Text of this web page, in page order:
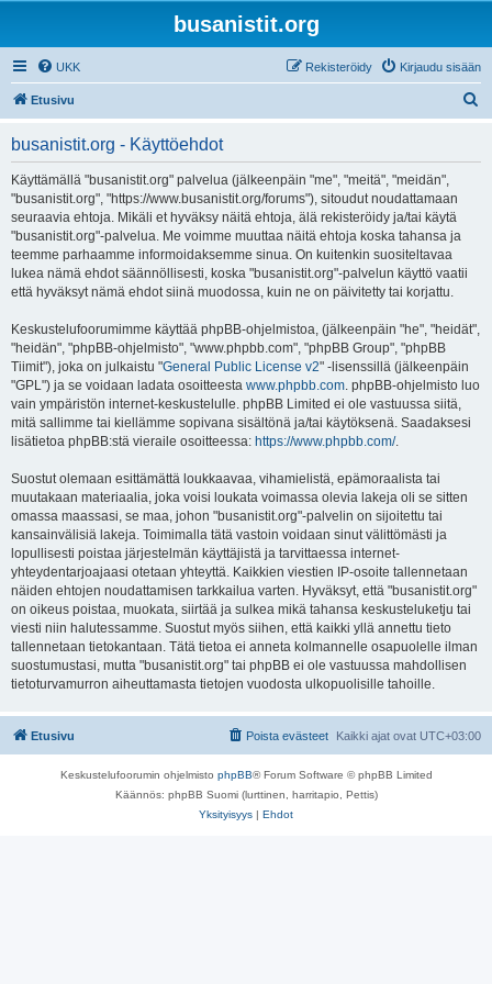
busanistit.org
UKK Kirjaudu sisään
Rekisteröidy
Etusivu
busanistit.org - Käyttöehdot
Käyttämällä "busanistit.org" palvelua (jälkeenpäin "me", "meitä", "meidän",
"busanistit.org", "https://www.busanistit.org/forums"), sitoudut noudattamaan
seuraavia ehtoja. Mikäli et hyväksy näitä ehtoja, älä rekisteröidy ja/tai käytä
"busanistit.org"-palvelua. Me voimme muuttaa näitä ehtoja koska tahansa ja
teemme parhaamme informoidaksemme sinua. On kuitenkin suositeltavaa
lukea nämä ehdot säännöllisesti, koska "busanistit.org"-palvelun käyttö vaatii
että hyväksyt nämä ehdot siinä muodossa, kuin ne on päivitetty tai korjattu.
Keskustelufoorumimme käyttää phpBB-ohjelmistoa, (jälkeenpäin "he", "heidät",
"heidän", "phpBB-ohjelmisto", "www.phpbb.com", "phpBB Group", "phpBB
Tiimit"), joka on julkaistu "General Public License v2" -lisenssillä (jälkeenpäin
"GPL") ja se voidaan ladata osoitteesta www.phpbb.com. phpBB-ohjelmisto luo
vain ympäristön internet-keskustelulle. phpBB Limited ei ole vastuussa siitä,
mitä sallimme tai kiellämme sopivana sisältönä ja/tai käytöksenä. Saadaksesi
lisätietoa phpBB:stä vieraile osoitteessa: https://www.phpbb.com/.
Suostut olemaan esittämättä loukkaavaa, vihamielistä, epämoraalista tai
muutakaan materiaalia, joka voisi loukata voimassa olevia lakeja oli se sitten
omassa maassasi, se maa, johon "busanistit.org"-palvelin on sijoitettu tai
kansainvälisiä lakeja. Toimimalla tätä vastoin voidaan sinut välittömästi ja
lopullisesti poistaa järjestelmän käyttäjistä ja tarvittaessa internet-
yhteydentarjoajaasi otetaan yhteyttä. Kaikkien viestien IP-osoite tallennetaan
näiden ehtojen noudattamisen tarkkailua varten. Hyväksyt, että "busanistit.org"
on oikeus poistaa, muokata, siirtää ja sulkea mikä tahansa keskusteluketju tai
viesti niin halutessamme. Suostut myös siihen, että kaikki yllä annettu tieto
tallennetaan tietokantaan. Tätä tietoa ei anneta kolmannelle osapuolelle ilman
suostumustasi, mutta "busanistit.org" tai phpBB ei ole vastuussa mahdollisen
tietoturvamurron aiheuttamasta tietojen vuodosta ulkopuolisille tahoille.
Etusivu Kaikki ajat ovat UTC+03:00
Poista evästeet
Keskustelufoorumin ohjelmisto phpBB® Forum Software © phpBB Limited
Käännös: phpBB Suomi (lurttinen, harritapio, Pettis)
Yksityisyys | Ehdot